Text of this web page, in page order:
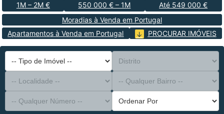
1M – 2M €
550 000 € – 1M
Até 549 000 €
Moradias à Venda em Portugal
Apartamentos à Venda em Portugal
PROCURAR IMÓVEIS
-- Tipo de Imóvel --
Distrito
-- Localidade --
-- Qualquer Bairro --
-- Qualquer Número --
Ordenar Por